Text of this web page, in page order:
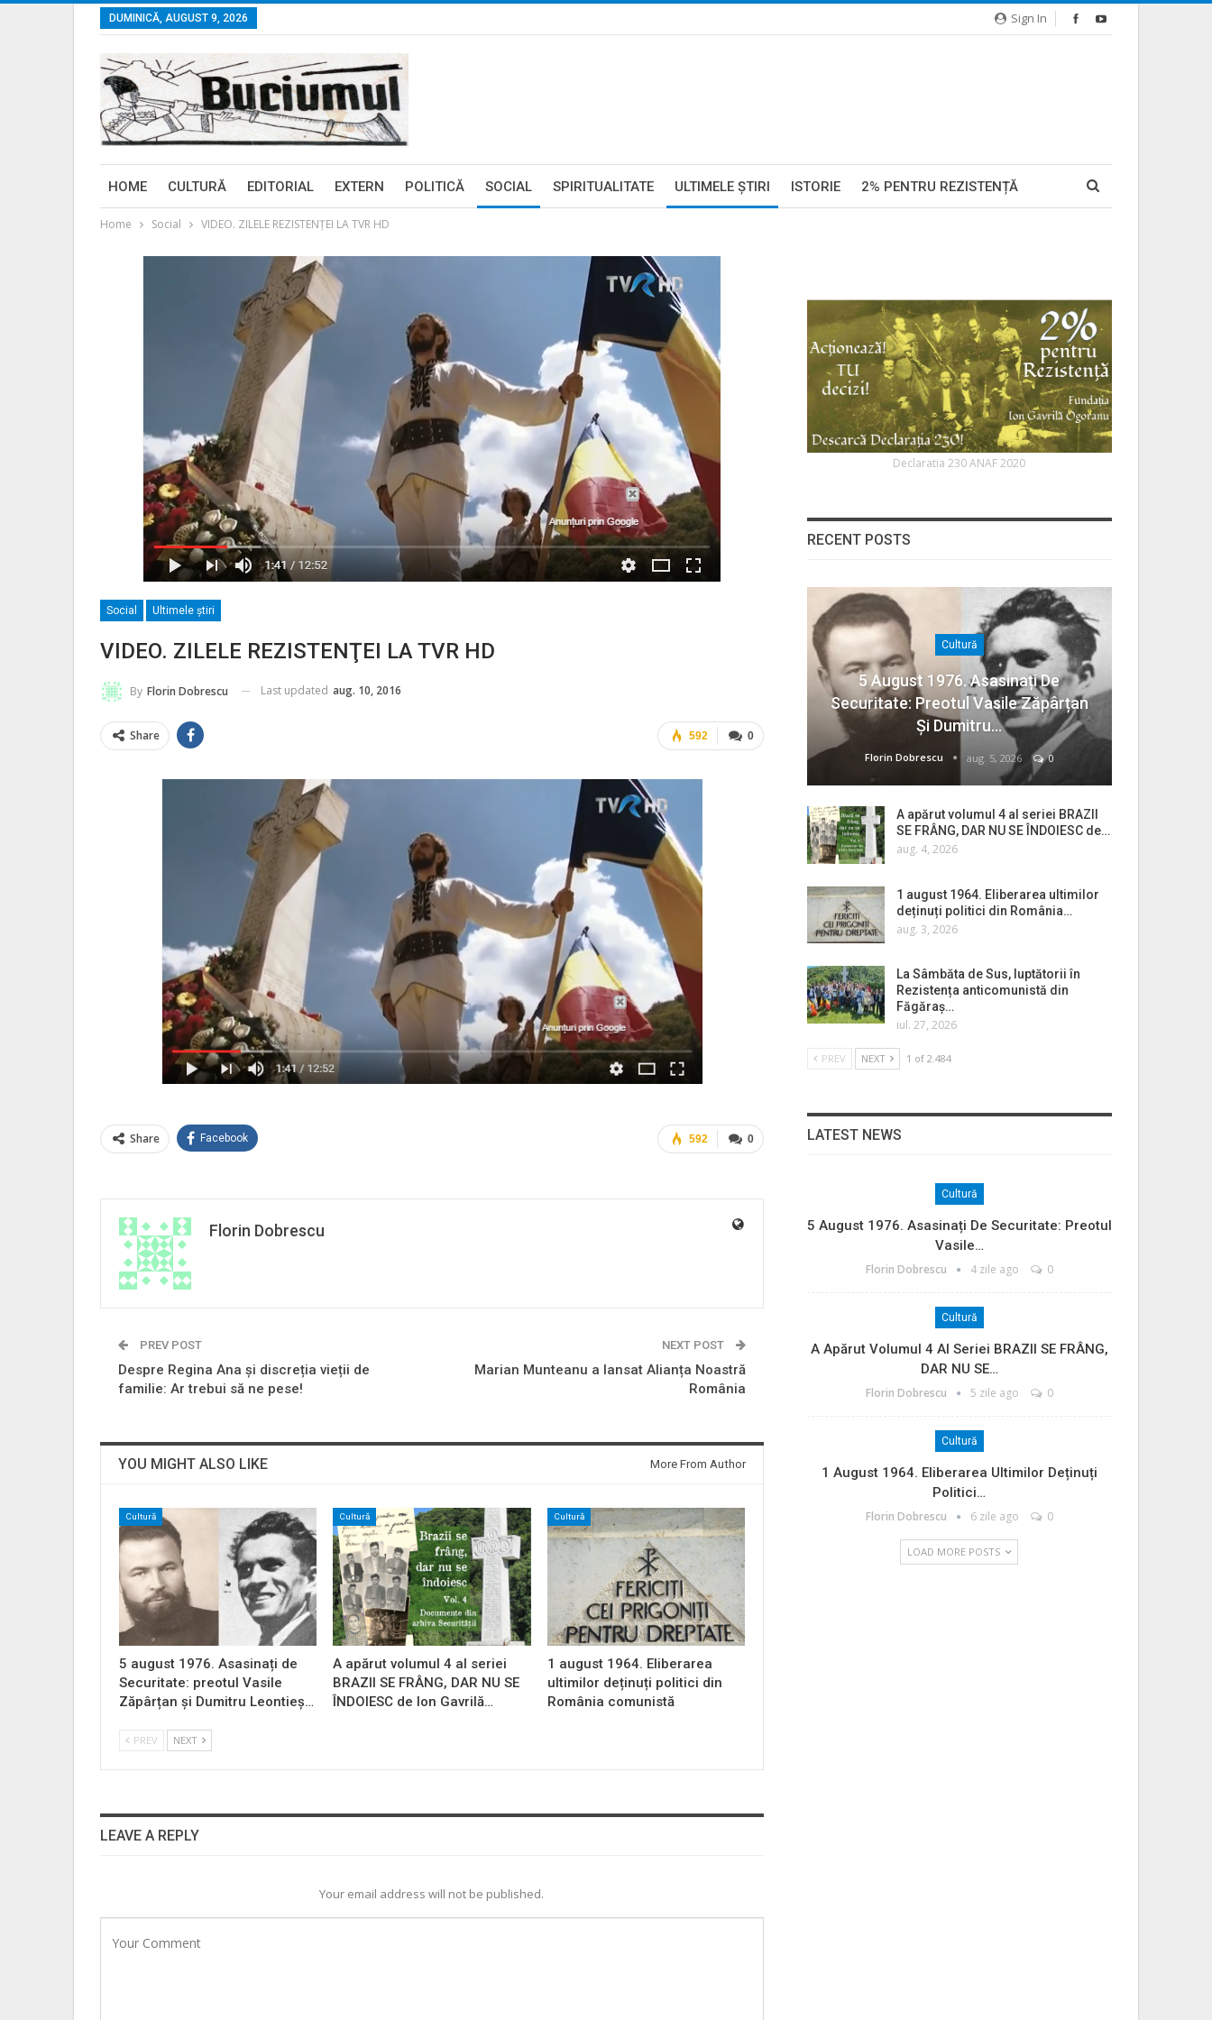
Sign In
DUMINICĂ, AUGUST 9, 2026
HOME CULTURĂ EDITORIAL EXTERN POLITICĂ SOCIAL SPIRITUALITATE ULTIMELE ŞTIRI ISTORIE 2% PENTRU REZISTENȚĂ
Home Social VIDEO. ZILELE REZISTENŢEI LA TVR HD
Social Ultimele ştiri
VIDEO. ZILELE REZISTENŢEI LA TVR HD
By Florin Dobrescu Last updated aug. 10, 2016
0
592
Share
0
592
Share Facebook
Florin Dobrescu
PREV POST
Despre Regina Ana și discreția vieții de
familie: Ar trebui să ne pese!
NEXT POST
Marian Munteanu a lansat Alianța Noastră
România
YOU MIGHT ALSO LIKE More From Author
Cultură
5 august 1976. Asasinați de
Securitate: preotul Vasile
Zăpârțan și Dumitru Leontieș…
Cultură
A apărut volumul 4 al seriei
BRAZII SE FRÂNG, DAR NU SE
ÎNDOIESC de Ion Gavrilă…
Cultură
1 august 1964. Eliberarea
ultimilor deținuți politici din
România comunistă
PREV NEXT
LEAVE A REPLY
Your email address will not be published.
Declaratia 230 ANAF 2020
RECENT POSTS
Cultură
5 August 1976. Asasinați De
Securitate: Preotul Vasile Zăpârțan
Și Dumitru…
Florin Dobrescu aug. 5, 2026 0
A apărut volumul 4 al seriei BRAZII
SE FRÂNG, DAR NU SE ÎNDOIESC de…
aug. 4, 2026
1 august 1964. Eliberarea ultimilor
deținuți politici din România…
aug. 3, 2026
La Sâmbăta de Sus, luptătorii în
Rezistența anticomunistă din
Făgăraș…
iul. 27, 2026
PREV NEXT 1 of 2.484
LATEST NEWS
Cultură
5 August 1976. Asasinați De Securitate: Preotul
Vasile…
Florin Dobrescu 4 zile ago 0
Cultură
A Apărut Volumul 4 Al Seriei BRAZII SE FRÂNG,
DAR NU SE…
Florin Dobrescu 5 zile ago 0
Cultură
1 August 1964. Eliberarea Ultimilor Deținuți
Politici…
Florin Dobrescu 6 zile ago 0
LOAD MORE POSTS